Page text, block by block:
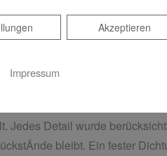
Kontraste bestimmt.
können. Das solide
Detail wurde
bleibt. Ein fester
Akzeptieren
Impressum